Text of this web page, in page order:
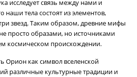
исследует связь между нами и
наши тела состоят из элементов,
звезд. Таким образом, древние мифы
просто образами, но источниками
космическом происхождении.
Орион как символ вселенской
различные культурные традиции и